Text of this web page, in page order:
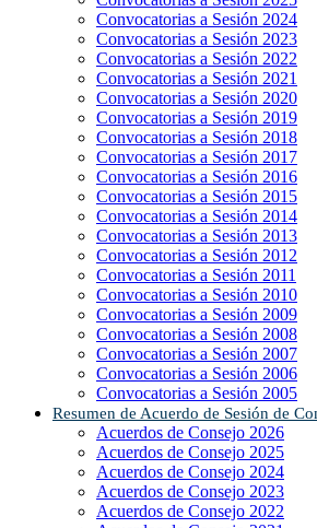
Convocatorias a Sesión 2024
Convocatorias a Sesión 2023
Convocatorias a Sesión 2022
Convocatorias a Sesión 2021
Convocatorias a Sesión 2020
Convocatorias a Sesión 2019
Convocatorias a Sesión 2018
Convocatorias a Sesión 2017
Convocatorias a Sesión 2016
Convocatorias a Sesión 2015
Convocatorias a Sesión 2014
Convocatorias a Sesión 2013
Convocatorias a Sesión 2012
Convocatorias a Sesión 2011
Convocatorias a Sesión 2010
Convocatorias a Sesión 2009
Convocatorias a Sesión 2008
Convocatorias a Sesión 2007
Convocatorias a Sesión 2006
Convocatorias a Sesión 2005
Resumen de Acuerdo de Sesión de
Acuerdos de Consejo 2026
Acuerdos de Consejo 2025
Acuerdos de Consejo 2024
Acuerdos de Consejo 2023
Acuerdos de Consejo 2022